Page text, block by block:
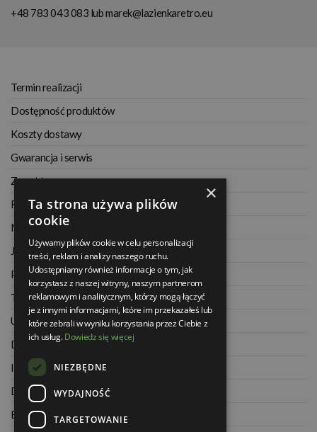
+48 783 043 083 lubmarek@lazienkaretro.eu
Termin realizacji
Dostępność produktów
Koszty dostawy
Gwarancja i serwis
Zwrot towaru
Regulamin
Najczęściej zadawane pytania
Jak kupować na raty
Polityka prywatności
Twoje zamówienia
Ustawienia konta
Dane kontaktowe
Informacje o firmie
Dla architektów
Blog
×
Ta strona używa plików
cookie
Używamy plików cookie w celu personalizacji
treści, reklam i analizy naszego ruchu.
Udostępniamy również informacje o tym, jak
korzystasz z naszej witryny, naszym partnerom
reklamowym i analitycznym, którzy mogą łączyć
je z innymi informacjami, które im przekazałeś lub
które zebrali w wyniku korzystania przez Ciebie z
ich usług.Dowiedz się więcej
NIEZBĘDNE
WYDAJNOŚĆ
TARGETOWANIE